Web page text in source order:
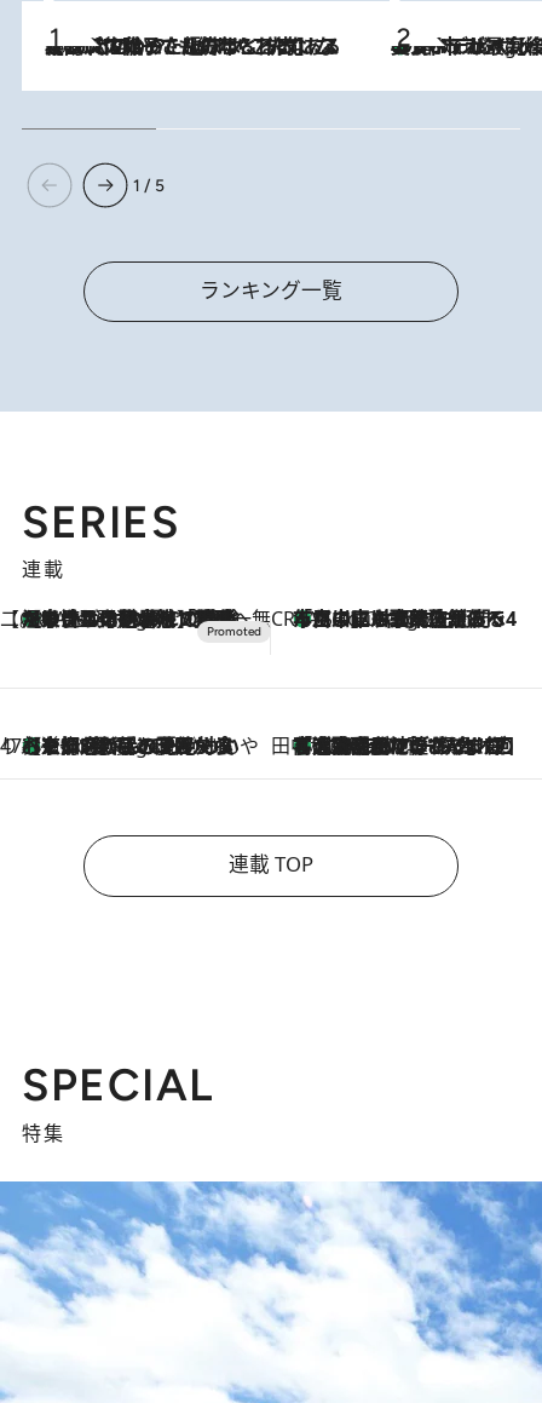
2026.8.5
【阿川佐和子さんの年とる力】なぜ70代で始めた趣味は“こんなに楽しい”のか？ ピアノ、俳句…スランプに陥っても続けられる“ある秘訣”とは 9 Hours Ago
美食、デザイン、ホスピタリティのすべてが最高峰！ ノルウェー第4の都市スタヴァンゲルの
1 / 5
ランキング一覧
SERIES
連載
【CREA×星野リゾート】唯一無二。癒しと発見が待つ場所へ
7 Hours Ago
【トンボの足水浴】ヒノキの香りに包まれて涼感マックス！約13℃の湧水かけ流しを避暑地「星野温泉 トンボの湯」で体験 CREA'S CHOICE
9 Hours Ago
「立川にも歌舞伎があるんだよ」 片岡仁左衛門・市川中車ら豪華座組みで4年目の立川立飛歌舞伎へ
47都道府県の手みやげ ひんやりスイーツで夏を満喫
9 Hours Ago
【京都府】この夏絶対食べたい 冷やしておいしいおやつ3選 ひと口目から心を掴む新緑のテリーヌ 田中稲の勝手に再ブーム
2026.8.7
「湘南乃風に憧れて」観客大盛上がりの“タオル回し”に、ラッパー顔負けの高速歌唱まで…さだまさし（74）のアグレッシブすぎる現在地
連載 TOP
SPECIAL
特集